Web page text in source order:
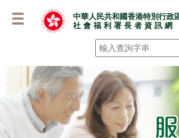
中華人民共和國香港特別行政
社 會 福 利 署 長 者 資 訊 網
搜尋 *